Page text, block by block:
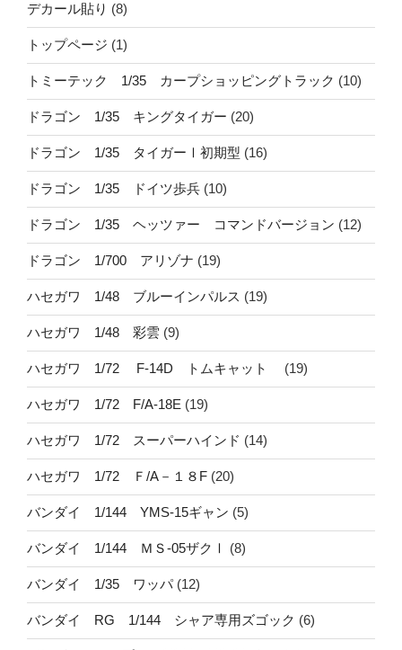
デカール貼り (8)
トップページ (1)
トミーテック 1/35 カープショッピングトラック (10)
ドラゴン 1/35 キングタイガー (20)
ドラゴン 1/35 タイガーⅠ初期型 (16)
ドラゴン 1/35 ドイツ歩兵 (10)
ドラゴン 1/35 ヘッツァー コマンドバージョン (12)
ドラゴン 1/700 アリゾナ (19)
ハセガワ 1/48 ブルーインパルス (19)
ハセガワ 1/48 彩雲 (9)
ハセガワ 1/72 F-14D トムキャット (19)
ハセガワ 1/72 F/A-18E (19)
ハセガワ 1/72 スーパーハインド (14)
ハセガワ 1/72 Ｆ/A－１８F (20)
バンダイ 1/144 YMS-15ギャン (5)
バンダイ 1/144 ＭＳ-05ザクⅠ (8)
バンダイ 1/35 ワッパ(12)
バンダイ RG 1/144 シャア専用ズゴック (6)